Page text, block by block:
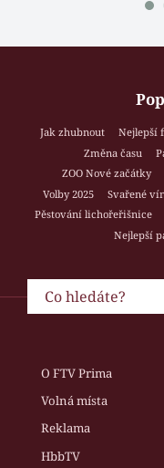
Jak zhubnout Nejlepší
Změna času
ZOO Nové začátky
Volby 2025
Svařené
Pěstování lichořeřišnice
Nejlepší
O FTV Prima
Volná místa
Reklama
HbbTV